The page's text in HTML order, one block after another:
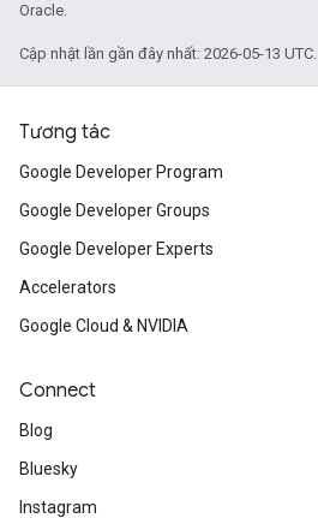
Oracle.
Cập nhật lần gần đây nhất: 2026-05-13 UTC.
Tương tác
Google Developer Program
Google Developer Groups
Google Developer Experts
Accelerators
Google Cloud & NVIDIA
Connect
Blog
Bluesky
Instagram